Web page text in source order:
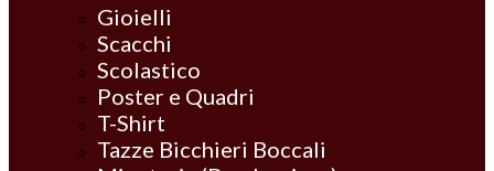
Gioielli
Scacchi
Scolastico
Poster e Quadri
T-Shirt
Tazze Bicchieri Boccali